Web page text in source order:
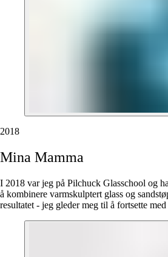
2018
Mina Mamma
I 2018 var jeg på Pilchuck Glasschool og
å kombinere varmskulptert glass og
resultatet - jeg gleder meg til å fortsette